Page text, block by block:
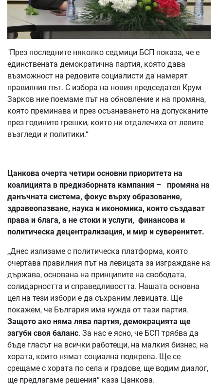
"През последните няколко седмици БСП показа, че е
единствената демократична партия, която дава
възможност на редовите социалисти да намерят
правилния път. С избора на новия председател Крум
Зарков ние поемаме път на обновление и на промяна,
която преминава и през осъзнаването на допусканите
през годините грешки, които ни отдалечиха от левите
възгледи и политики.“
Цанкова очерта четири основни приоритета на
коалицията в предизборната кампания – промяна на
данъчната система, фокус върху образование,
здравеопазване, наука и икономика, които създават
права и блага, а не стоки и услуги, финансова и
политическа децентрализация, и мир и суверенитет.
„Днес излизаме с политическа платформа, която
очертава правилния път на левицата за изграждане на
държава, основана на принципите на свободата,
солидарността и справедливостта. Нашата основна
цел на тези избори е да съхраним левицата. Ще
покажем, че България има нужда от тази партия.
Защото ако няма лява партия, демокрацията ще
загуби своя баланс. За нас е ясно, че БСП трябва да
бъде гласът на всички работещи, на малкия бизнес, на
хората, които нямат социална подкрепа. Ще се
срещаме с хората по села и градове, ще водим диалог,
ще предлагаме решения“ каза Цанкова.